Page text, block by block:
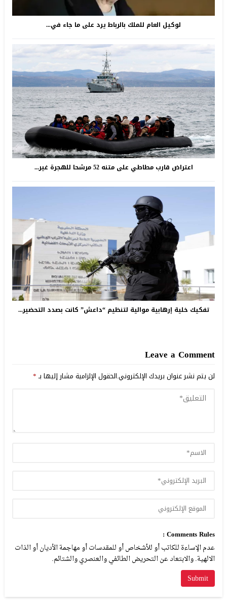
لوكيل العام للملك بالرباط يرد على ما جاء في...
اعتراض قارب مطاطي على متنه 52 مرشحا للهجرة غير...
تفكيك خلية إرهابية موالية لتنظيم “داعش” كانت بصدد التحضير...
Leave a Comment
لن يتم نشر عنوان بريدك الإلكتروني.الحقول الإلزامية مشار إليها بـ*
Comments Rules :
عدم الإساءة للكاتب أو للأشخاص أو للمقدسات أو مهاجمة الأديان أو الذات
الالهية. والابتعاد عن التحريض الطائفي والعنصري والشتائم.